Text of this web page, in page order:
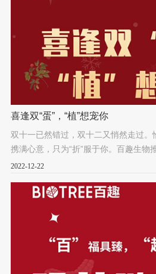
喜逢双“蛋”，“植”想宠你
双十一已然错过，双十二又悄然走过。
携满心意，只为“折”服于你。百趣生物
+Label free蛋白组双组学共联欢限时8
2022-12-22